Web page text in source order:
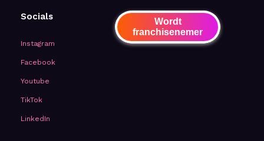
Socials
Instagram
Facebook
Youtube
TikTok
LinkedIn
Wordt
franchisenemer